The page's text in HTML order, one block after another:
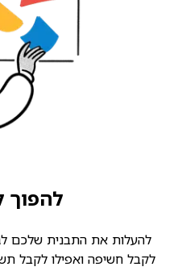
להפוך
לקבל חשיפה ואפילו לקבל תשלום